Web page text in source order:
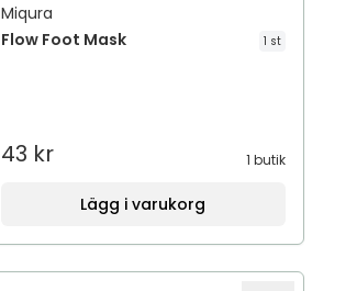
Miqura
Flow Foot Mask
1 st
43 kr 1 butik
Lägg i varukorg